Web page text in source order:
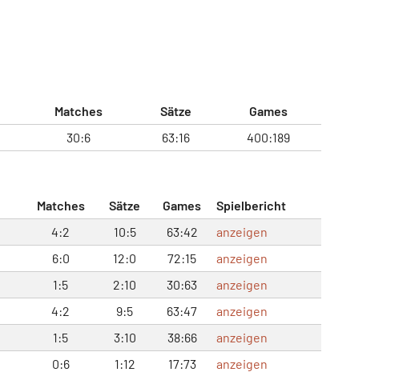
Matches Sätze
Games
30:6 63:16 400:189
Matches Sätze Games
Spielbericht
4:2 10:5 63:42
anzeigen
6:0 12:0 72:15
anzeigen
1:5 2:10 30:63
anzeigen
4:2 9:5 63:47
anzeigen
1:5 3:10 38:66
anzeigen
0:6 1:12 17:73 anzeigen